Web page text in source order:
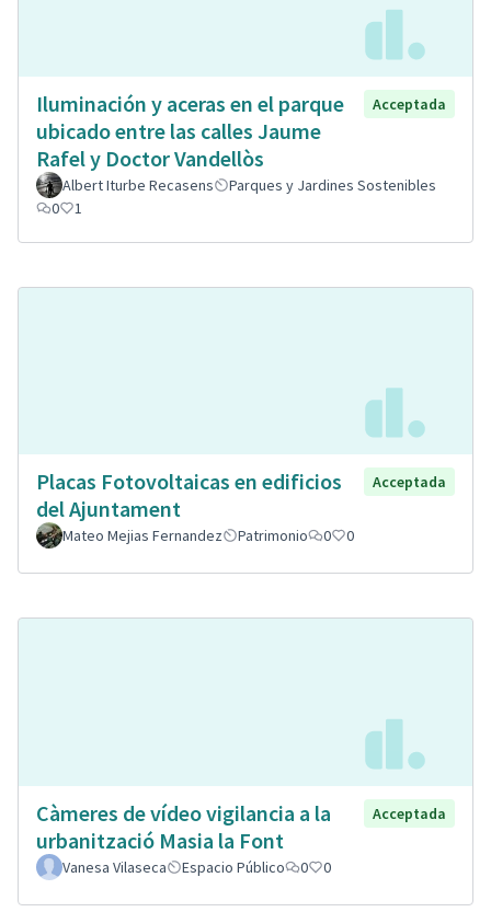
Iluminación y aceras en el parque
ubicado entre las calles Jaume
Rafel y Doctor Vandellòs
Acceptada
Albert Iturbe Recasens
Parques y Jardines Sostenibles
0
1
Placas Fotovoltaicas en edificios
del Ajuntament
Acceptada
Mateo Mejias Fernandez Patrimonio 0 0
Càmeres de vídeo vigilancia a la
urbanització Masia la Font
Acceptada
Vanesa Vilaseca Espacio Público 0 0